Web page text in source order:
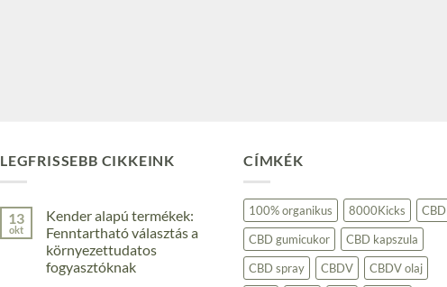
LEGFRISSEBB CIKKEINK
13
okt
Kender alapú termékek:
Fenntartható választás a
környezettudatos
fogyasztóknak
CÍMKÉK
100% organikus 8000Kicks
CBD
CBD gumicukor
CBD kapszula
CBD spray
CBDV
CBDV olaj